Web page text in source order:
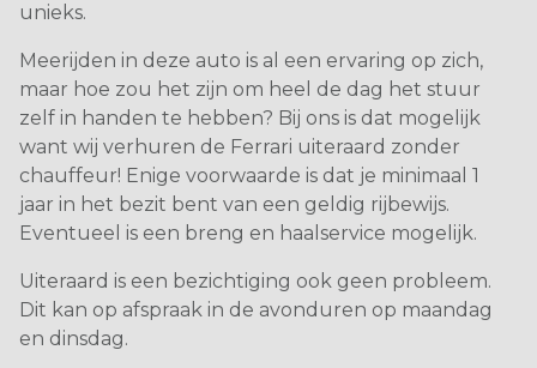
unieks.
Meerijden in deze auto is al een ervaring op zich,
maar hoe zou het zijn om heel de dag het stuur
zelf in handen te hebben? Bij ons is dat mogelijk
want wij verhuren de Ferrari uiteraard zonder
chauffeur! Enige voorwaarde is dat je minimaal 1
jaar in het bezit bent van een geldig rijbewijs.
Eventueel is een breng en haalservice mogelijk.
Uiteraard is een bezichtiging ook geen probleem.
Dit kan op afspraak in de avonduren op maandag
en dinsdag.